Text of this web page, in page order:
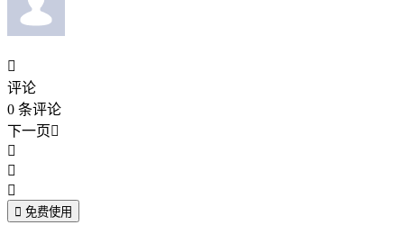

评论
0 条评论
下一页



 免费使用